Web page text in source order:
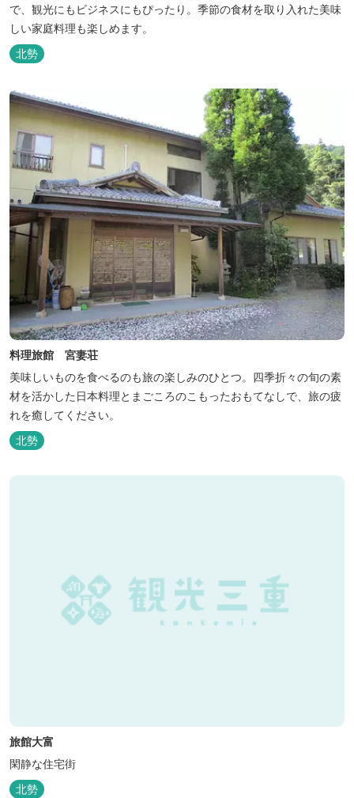
で、観光にもビジネスにもぴったり。季節の食材を取り入れた美味
しい家庭料理も楽しめます。
北勢
料理旅館 宮妻荘
美味しいものを食べるのも旅の楽しみのひとつ。四季折々の旬の素
材を活かした日本料理とまごころのこもったおもてなしで、旅の疲
れを癒してください。
北勢
旅館大富
閑静な住宅街
北勢